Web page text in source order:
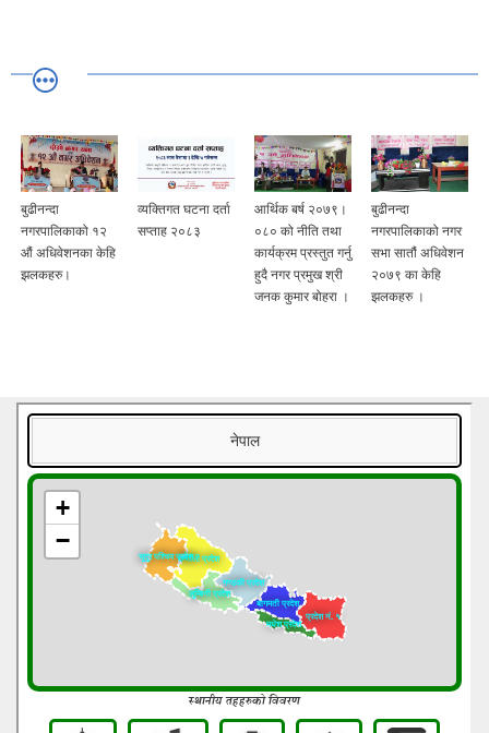
बुढीनन्दा
नगरपालिकाको १२
औं अधिवेशनका केहि
झलकहरु।
व्यक्तिगत घटना दर्ता
सप्ताह २०८३
आर्थिक बर्ष २०७९।
०८० को नीति तथा
कार्यक्रम प्रस्तुत गर्नु
हुदै नगर प्रमुख श्री
जनक कुमार बोहरा ।
बुढीनन्दा
नगरपालिकाको नगर
सभा सातौं अधिवेशन
२०७९ का केहि
झलकहरु ।